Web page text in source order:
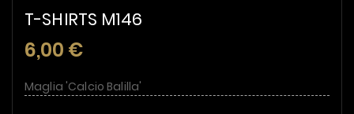
T-SHIRTS M146
6,00 €
Maglia 'Calcio Balilla'